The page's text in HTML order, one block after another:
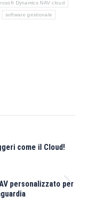
Dynamics NAV cloud
software gestionale
come il Cloud!
personalizzato per